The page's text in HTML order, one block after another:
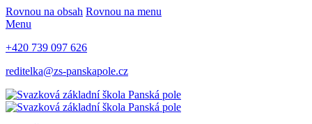
Rovnou na obsah Rovnou na menu
Menu
+420 739 097 626
reditelka@zs-panskapole.cz